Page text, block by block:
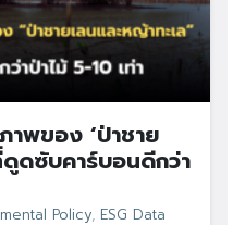
พของ ‘ป่าชาย
ดูดซับคาร์บอนดีกว่า
Policy, ESG Data